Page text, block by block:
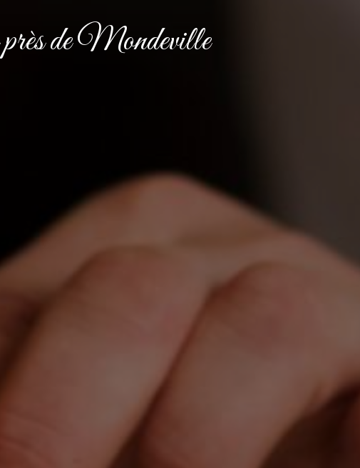
de Mondeville